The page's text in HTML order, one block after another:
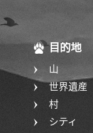
目的地
山
世界遺産
村
シティ